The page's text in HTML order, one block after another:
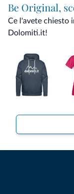
Be Original,
Ce l'avete chiesto
Dolomiti.it!